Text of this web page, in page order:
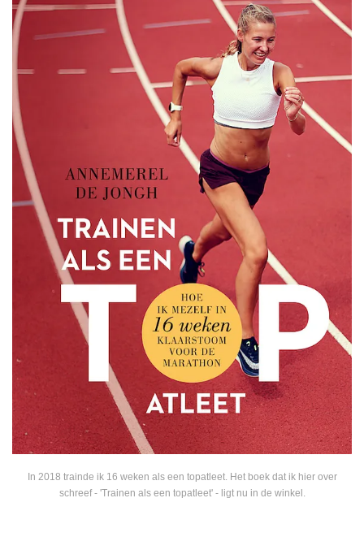
In 2018 trainde ik 16 weken als een topatleet. Het boek dat ik hier over
schreef - 'Trainen als een topatleet' - ligt nu in de winkel.